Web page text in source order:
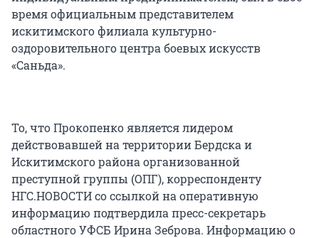
время официальным представителем
искитимского филиала культурно-
оздоровительного центра боевых искусств
«Саньда».
То, что Прокопенко является лидером
действовавшей на территории Бердска и
Искитимского района организованной
преступной группы (ОПГ), корреспонденту
НГС.НОВОСТИ со ссылкой на оперативную
информацию подтвердила пресс-секретарь
областного УФСБ Ирина Зеброва. Информацию о